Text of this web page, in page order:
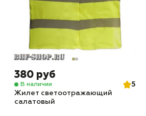
380 руб
В наличии
5
Жилет светоотражающий
салатовый